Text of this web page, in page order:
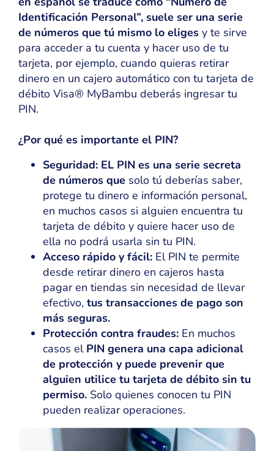
Identificación Personal”, suele ser una serie
de números que tú mismo lo eliges y te sirve
para acceder a tu cuenta y hacer uso de tu
tarjeta, por ejemplo, cuando quieras retirar
dinero en un cajero automático con tu tarjeta de
débito Visa® MyBambu deberás ingresar tu
PIN.
¿Por qué es importante el PIN?
Seguridad: EL PIN es una serie secreta
de números que solo tú deberías saber,
protege tu dinero e información personal,
en muchos casos si alguien encuentra tu
tarjeta de débito y quiere hacer uso de
ella no podrá usarla sin tu PIN.
Acceso rápido y fácil: El PIN te permite
desde retirar dinero en cajeros hasta
pagar en tiendas sin necesidad de llevar
efectivo, tus transacciones de pago son
más seguras.
Protección contra fraudes: En muchos
casos el PIN genera una capa adicional
de protección y puede prevenir que
alguien utilice tu tarjeta de débito sin tu
permiso. Solo quienes conocen tu PIN
pueden realizar operaciones.